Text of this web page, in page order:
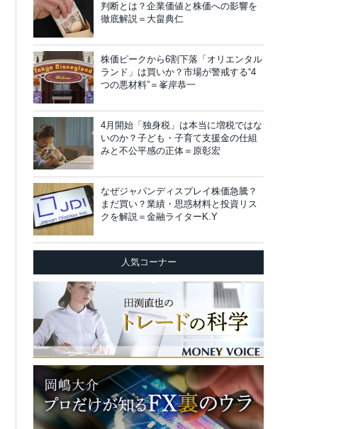
判断とは？企業価値と株価への影響を
徹底解説＝大畠典仁
株価ピークから6割下落「オリエンタル
ランド」は買いか？市場が警戒する“4
つの悪材料”＝峯岸恭一
4月開始「独身税」は本当に増税ではな
いのか？子ども・子育て支援金の仕組
みと不公平感の正体＝原彰宏
なぜジャパンディスプレイ株価急騰？
まだ買い？業績・思惑材料と投資リス
クを解説＝金融ライターK.Y
人気コーナー